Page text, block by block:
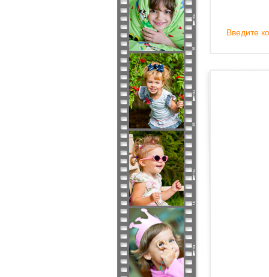
Введите